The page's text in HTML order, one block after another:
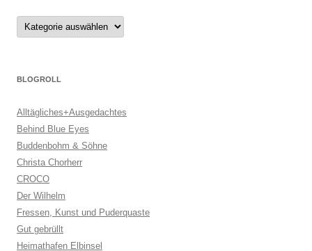
Kategorien
BLOGROLL
Alltägliches+Ausgedachtes
Behind Blue Eyes
Buddenbohm & Söhne
Christa Chorherr
CROCO
Der Wilhelm
Fressen, Kunst und Puderquaste
Gut gebrüllt
Heimathafen Elbinsel